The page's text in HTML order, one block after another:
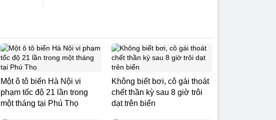
Một ô tô biển Hà Nội vi
phạm tốc độ 21 lần trong
một tháng tại Phú Thọ
Không biết bơi, cô gái thoát
chết thần kỳ sau 8 giờ trôi
dạt trên biển